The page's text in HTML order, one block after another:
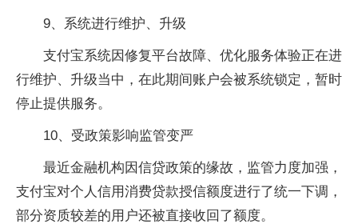
9、系统进行维护、升级
支付宝系统因修复平台故障、优化服务体验正在进
行维护、升级当中，在此期间账户会被系统锁定，暂时
停止提供服务。
10、受政策影响监管变严
最近金融机构因信贷政策的缘故，监管力度加强，
支付宝对个人信用消费贷款授信额度进行了统一下调，
部分资质较差的用户还被直接收回了额度。